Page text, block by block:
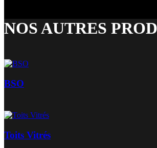
NOS AUTRES
BSO
Toits Vitrés